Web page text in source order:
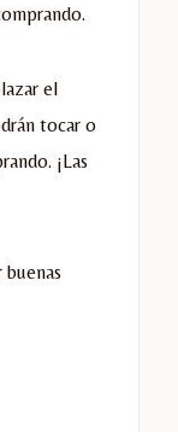
el
tocar o
¡Las